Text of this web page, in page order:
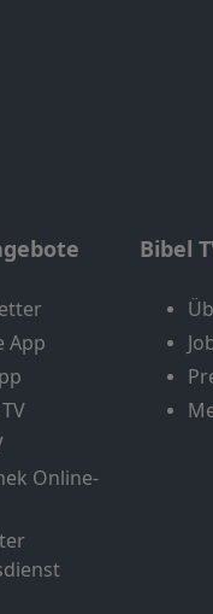
App
Online-
Bibel